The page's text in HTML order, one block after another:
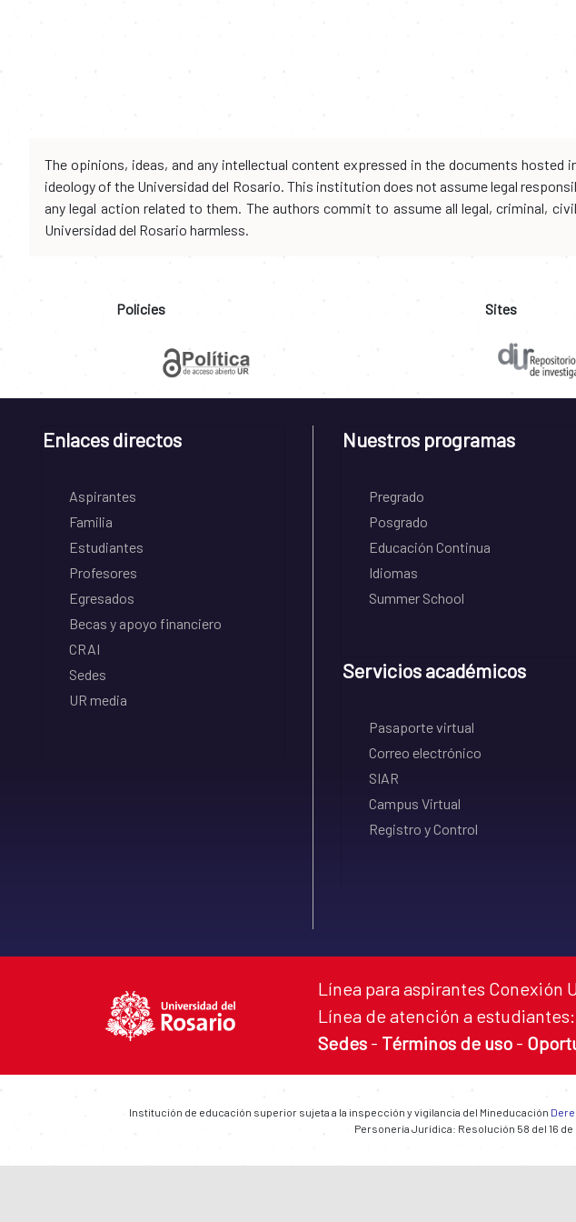
The opinions, ideas, and any intellectual content expressed in the documents
ideology of the Universidad del Rosario. This institution does not assume legal
any legal action related to them. The authors commit to assume all legal, criminal,
Universidad del Rosario harmless.
Policies Sites
Enlaces directos
Aspirantes
Familia
Estudiantes
Profesores
Egresados
Becas y apoyo financiero
CRAI
Sedes
UR media
Nuestros programas
Pregrado
Posgrado
Educación Continua
Idiomas
Summer School
Servicios académicos
Pasaporte virtual
Correo electrónico
SIAR
Campus Virtual
Registro y Control
Línea para aspirantes Conexión
Línea de atención a estudiantes:
Sedes - Términos de uso -
Institución de educación superior sujeta a la inspección y vigilancia del Mineducación
Personería Jurídica: Resolución 58 del 16